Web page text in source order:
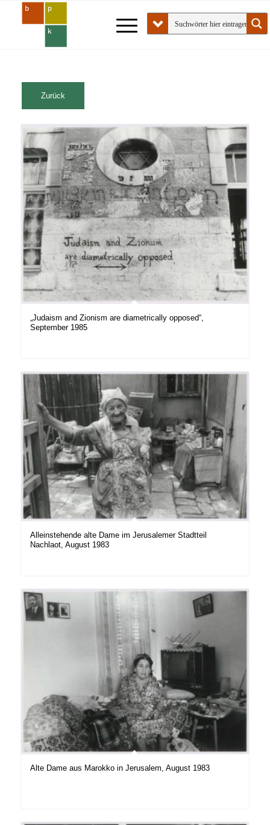
„Judaism and Zionism are diametrically opposed“,
September 1985
Alleinstehende alte Dame im Jerusalemer Stadtteil
Nachlaot, August 1983
Alte Dame aus Marokko in Jerusalem, August 1983